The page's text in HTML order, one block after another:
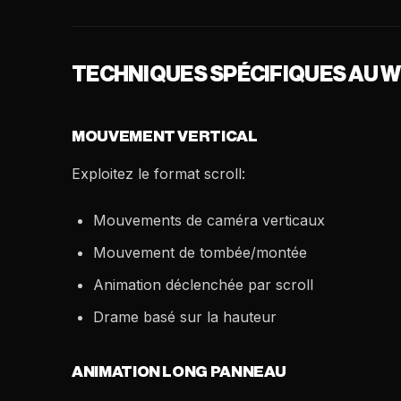
TECHNIQUES SPÉCIFIQUES AU
MOUVEMENT VERTICAL
Exploitez le format scroll:
Mouvements de caméra verticaux
Mouvement de tombée/montée
Animation déclenchée par scroll
Drame basé sur la hauteur
ANIMATION LONG PANNEAU